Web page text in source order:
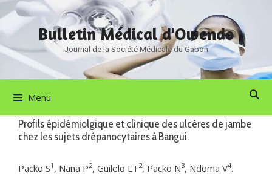
Aller
au
contenu
Bulletin Médical d'Owendo
Journal de la Société Médicale du Gabon
Menu
Profils épidémiolgique et clinique des ulcères de jambe
chez les sujets drépanocytaires à Bangui.
Packo S1 , Nana P2, Guilelo LT2, Packo N3, Ndoma V4.